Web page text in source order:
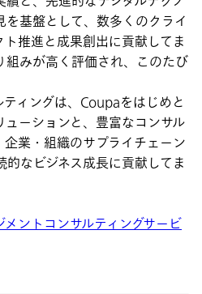
基盤として、数多くのクライ
推進と成果創出に貢献してま
組みが高く評価され、このたび
ィングは、Coupaをはじめと
ーションと、豊富なコンサル
業・組織のサプライチェーン
なビジネス成長に貢献してま
ントコンサルティングサービ